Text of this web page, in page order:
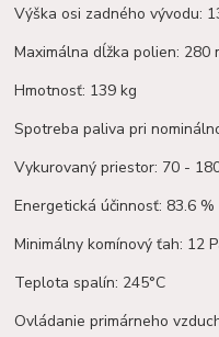
Výška osi zadného vývodu:
Maximálna dĺžka polien: 280
Hmotnosť: 139 kg
Spotreba paliva pri
Vykurovaný priestor: 70 -
Energetická účinnosť: 83.6 %
Minimálny komínový ťah: 12
Teplota spalín: 245°C
Ovládanie primárneho